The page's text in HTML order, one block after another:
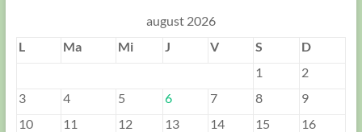
august 2026
L
Ma Mi J V S
D
1
2
3
4 5 6 7 8
9
10
11 12 13 14 15
16